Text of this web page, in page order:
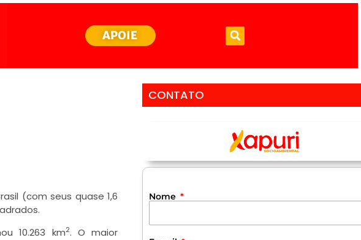
APOIE
(com seus quase 1,6
10.263 km2. O maior
CONTATO
Nome